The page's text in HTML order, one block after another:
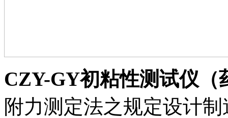
CZY-GY初粘性测试仪（
附力测定法之规定设计